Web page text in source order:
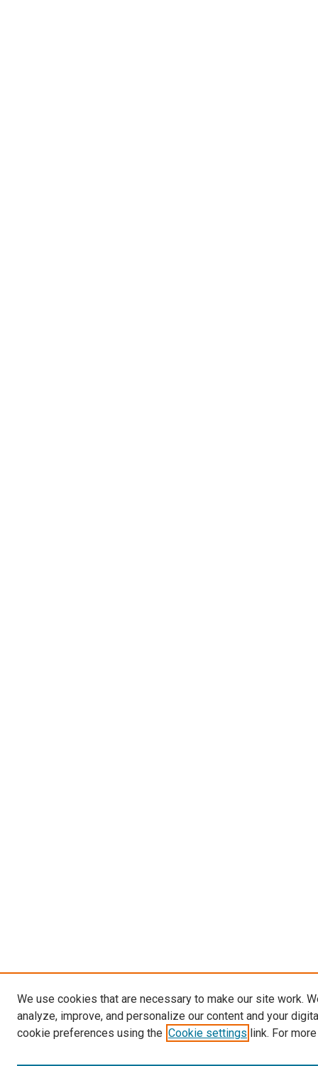
We use cookies that are necessary to make our site work.
analyze, improve, and personalize our content and your
cookie preferences using the Cookie settings link. For